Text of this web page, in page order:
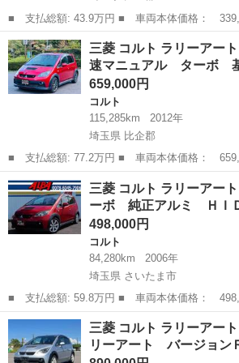
■ 支払総額: 43.9万円 ■ 車両本体価格： 339,000 円 ■ メーカー
名： 三菱 ■ 車種名： コルトプラス ■ グレ
ート 基本装備 エアコン パワーステアリン
ウ 運転席エア...
埼玉 比企郡 コルト
三菱 コルト ラリーア
速マニュアル ターボ
659,000円
コルト
115,285km
2012年
埼玉県 比企郡
■ 支払総額: 77.2万円 ■ 車両本体価格： 659,000 円 ■ メーカー
名： 三菱 ■ 車種名： コルト ■ グレード
バージョンＲ ５速マニュアル ターボ 基本
ーステアリン...
埼玉 比企郡 コルト
三菱 コルト ラリーア
ーボ 純正アルミ Ｈ
498,000円
コルト
84,280km
2006年
埼玉県 さいたま市
■ 支払総額: 59.8万円 ■ 車両本体価格： 498,000 円 ■ メーカー
名： 三菱 ■ 車種名： コルト ■ グレード
バージョンＲ ターボ 純正アルミ ＨＩＤ フ
ラー キーレ...
埼玉 さいたま市 コルト
三菱 コルト ラリーア
リーアート バージョ